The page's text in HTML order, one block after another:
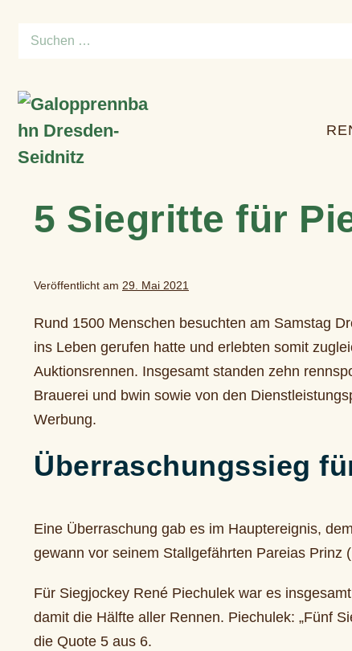
InhaltSuchen
5 Siegritte für
Veröffentlicht am 29. Mai 2021
Rund 1500 Menschen besuchten am Samstag
ins Leben gerufen hatte und erlebten somit
Auktionsrennen. Insgesamt standen zehn
Brauerei und bwin sowie von den
Werbung.
Überraschungssieg
Eine Überraschung gab es im Hauptereignis,
gewann vor seinem Stallgefährten Pareias Prinz
Für Siegjockey René Piechulek war es
damit die Hälfte aller Rennen. Piechulek: „Fünf
die Quote 5 aus 6.